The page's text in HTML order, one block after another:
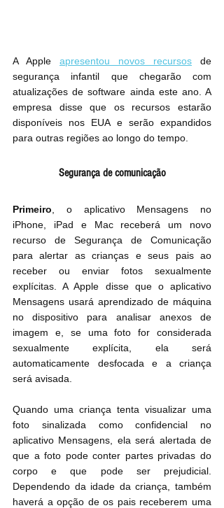
A Apple apresentou novos recursos de
segurança infantil que chegarão com
atualizações de software ainda este ano. A
empresa disse que os recursos estarão
disponíveis nos EUA e serão expandidos
para outras regiões ao longo do tempo.
Segurança de comunicação
Primeiro , o aplicativo Mensagens no
iPhone, iPad e Mac receberá um novo
recurso de Segurança de Comunicação
para alertar as crianças e seus pais ao
receber ou enviar fotos sexualmente
explícitas. A Apple disse que o aplicativo
Mensagens usará aprendizado de máquina
no dispositivo para analisar anexos de
imagem e, se uma foto for considerada
sexualmente explícita, ela será
automaticamente desfocada e a criança
será avisada.
Quando uma criança tenta visualizar uma
foto sinalizada como confidencial no
aplicativo Mensagens, ela será alertada de
que a foto pode conter partes privadas do
corpo e que pode ser prejudicial.
Dependendo da idade da criança, também
haverá a opção de os pais receberem uma